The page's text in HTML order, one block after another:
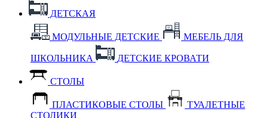
ДЕТСКАЯ
МОДУЛЬНЫЕ ДЕТСКИЕ МЕБЕЛЬ ДЛЯ
ШКОЛЬНИКА ДЕТСКИЕ КРОВАТИ
СТОЛЫ
ПЛАСТИКОВЫЕ СТОЛЫ
ТУАЛЕТНЫЕ
СТОЛИКИ